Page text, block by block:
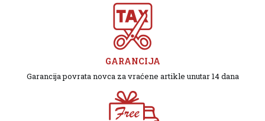
GARANCIJA
Garancija povrata novca za vraćene artikle unutar 14 dana